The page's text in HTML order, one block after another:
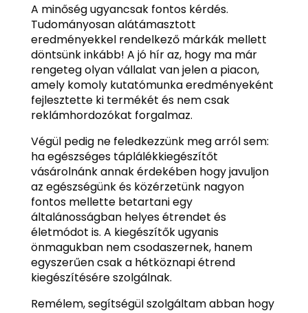
A minőség ugyancsak fontos kérdés.
Tudományosan alátámasztott
eredményekkel rendelkező márkák mellett
döntsünk inkább! A jó hír az, hogy ma már
rengeteg olyan vállalat van jelen a piacon,
amely komoly kutatómunka eredményeként
fejlesztette ki termékét és nem csak
reklámhordozókat forgalmaz.
Végül pedig ne feledkezzünk meg arról sem:
ha egészséges táplálékkiegészítőt
vásárolnánk annak érdekében hogy javuljon
az egészségünk és közérzetünk nagyon
fontos mellette betartani egy
általánosságban helyes étrendet és
életmódot is. A kiegészítők ugyanis
önmagukban nem csodaszernek, hanem
egyszerűen csak a hétköznapi étrend
kiegészítésére szolgálnak.
Remélem, segítségül szolgáltam abban hogy